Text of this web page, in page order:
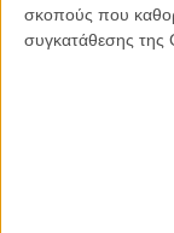
σκοπούς που
συγκατάθεσης της